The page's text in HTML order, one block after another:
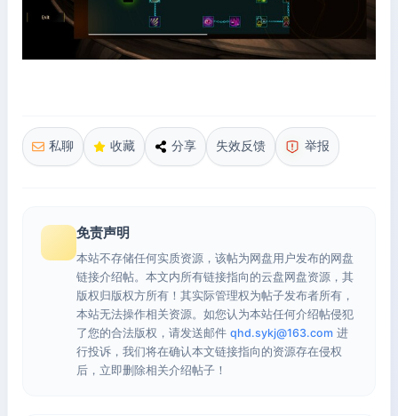
私聊 收藏 分享 失效反馈 举报
免责声明
本站不存储任何实质资源，该帖为网盘用户发布的网盘
链接介绍帖。本文内所有链接指向的云盘网盘资源，其
版权归版权方所有！其实际管理权为帖子发布者所有，
本站无法操作相关资源。如您认为本站任何介绍帖侵犯
了您的合法版权，请发送邮件 qhd.sykj@163.com 进
行投诉，我们将在确认本文链接指向的资源存在侵权
后，立即删除相关介绍帖子！